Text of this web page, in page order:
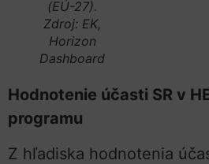
(EÚ-27).
Zdroj: EK,
Horizon
Dashboard
Hodnotenie účasti SR v
programu
Z hľadiska hodnotenia